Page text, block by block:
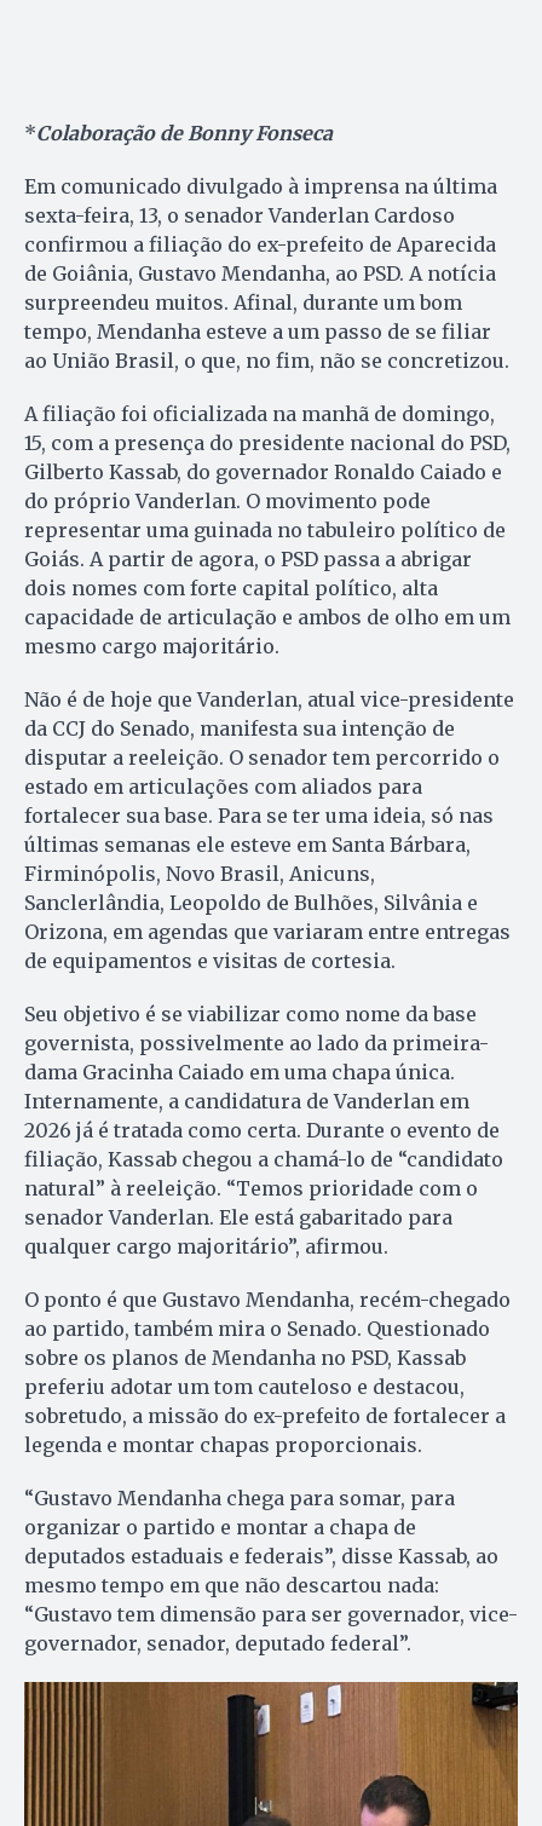
*Colaboração de Bonny Fonseca
Em comunicado divulgado à imprensa na última
sexta-feira, 13, o senador Vanderlan Cardoso
confirmou a filiação do ex-prefeito de Aparecida
de Goiânia, Gustavo Mendanha, ao PSD. A notícia
surpreendeu muitos. Afinal, durante um bom
tempo, Mendanha esteve a um passo de se filiar
ao União Brasil, o que, no fim, não se concretizou.
A filiação foi oficializada na manhã de domingo,
15, com a presença do presidente nacional do PSD,
Gilberto Kassab, do governador Ronaldo Caiado e
do próprio Vanderlan. O movimento pode
representar uma guinada no tabuleiro político de
Goiás. A partir de agora, o PSD passa a abrigar
dois nomes com forte capital político, alta
capacidade de articulação e ambos de olho em um
mesmo cargo majoritário.
Não é de hoje que Vanderlan, atual vice-presidente
da CCJ do Senado, manifesta sua intenção de
disputar a reeleição. O senador tem percorrido o
estado em articulações com aliados para
fortalecer sua base. Para se ter uma ideia, só nas
últimas semanas ele esteve em Santa Bárbara,
Firminópolis, Novo Brasil, Anicuns,
Sanclerlândia, Leopoldo de Bulhões, Silvânia e
Orizona, em agendas que variaram entre entregas
de equipamentos e visitas de cortesia.
Seu objetivo é se viabilizar como nome da base
governista, possivelmente ao lado da primeira-
dama Gracinha Caiado em uma chapa única.
Internamente, a candidatura de Vanderlan em
2026 já é tratada como certa. Durante o evento de
filiação, Kassab chegou a chamá-lo de “candidato
natural” à reeleição. “Temos prioridade com o
senador Vanderlan. Ele está gabaritado para
qualquer cargo majoritário”, afirmou.
O ponto é que Gustavo Mendanha, recém-chegado
ao partido, também mira o Senado. Questionado
sobre os planos de Mendanha no PSD, Kassab
preferiu adotar um tom cauteloso e destacou,
sobretudo, a missão do ex-prefeito de fortalecer a
legenda e montar chapas proporcionais.
“Gustavo Mendanha chega para somar, para
organizar o partido e montar a chapa de
deputados estaduais e federais”, disse Kassab, ao
mesmo tempo em que não descartou nada:
“Gustavo tem dimensão para ser governador, vice-
governador, senador, deputado federal”.